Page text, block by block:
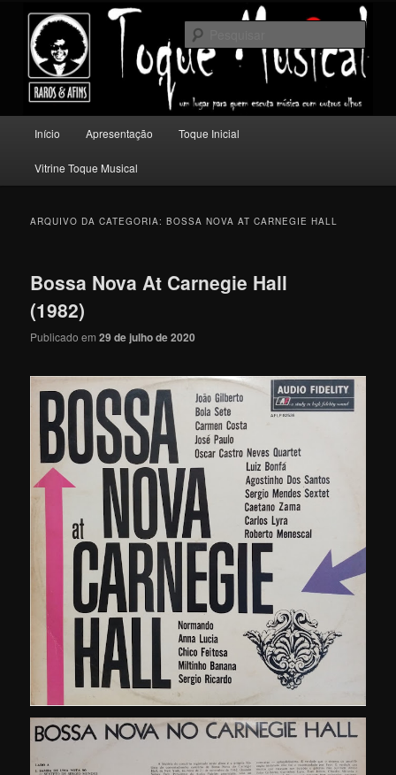
conteúdo
principal
conteúdo
secundário
Toque Musical
Um lugar para quem escuta música com outros olhos.
principal
Início Apresentação Toque Inicial
Vitrine Toque Musical
ARQUIVO DA CATEGORIA:BOSSA NOVA AT CARNEGIE HALL
Bossa Nova At Carnegie Hall
(1982)
Publicado em29 de julho de 2020